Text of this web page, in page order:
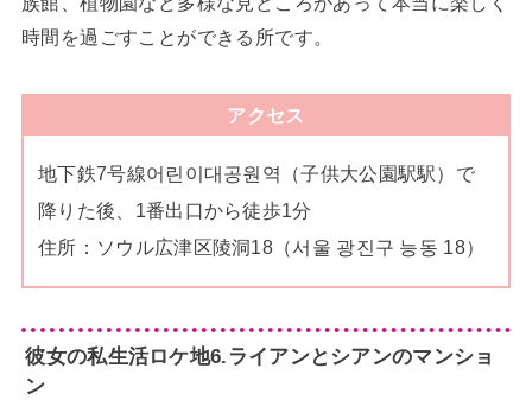
時間を過ごすことができる所です。
アクセス
地下鉄7号線어린이대공원역（子供大公園駅駅）で
降りた後、1番出口から徒歩1分
住所：ソウル広津区陵洞18（서울 광진구 능동 18）
彼女の私生活ロケ地6.ライアンとシアンのマンショ
ン